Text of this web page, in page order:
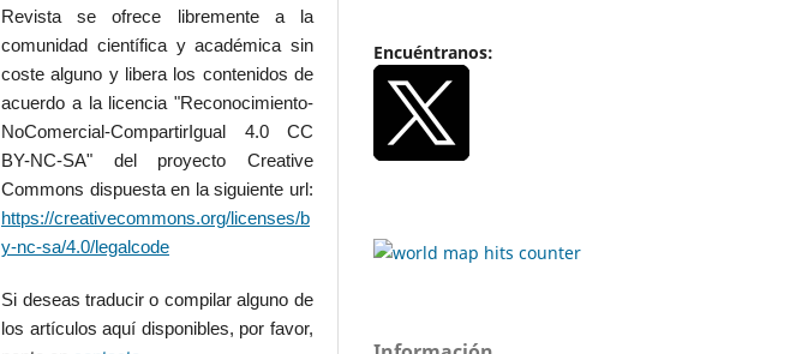
Revista se ofrece libremente a la
comunidad científica y académica sin
coste alguno y libera los contenidos de
acuerdo a la licencia "Reconocimiento-
NoComercial-CompartirIgual 4.0 CC
BY-NC-SA" del proyecto Creative
Commons dispuesta en la siguiente url:
https://creativecommons.org/licenses/b
y-nc-sa/4.0/legalcode
Si deseas traducir o compilar alguno de
los artículos aquí disponibles, por favor,
Encuéntranos: